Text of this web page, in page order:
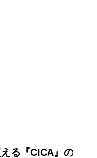
る『CICA』の